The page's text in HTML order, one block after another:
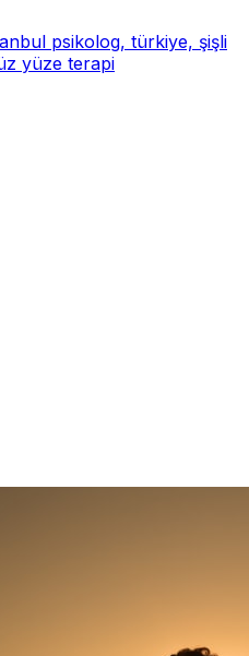
psikolog, türkiye, şişli
yüze terapi